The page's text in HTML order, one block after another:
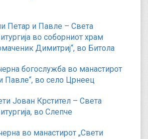
Петар и Павле – Света
во соборниот храм
Димитриј“, во Битола
богослужба во манастирот
Павле“, во село Црнеец
Јован Крстител – Света
во Слепче
во манастирот „Свети